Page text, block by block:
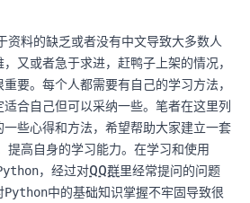
资料的缺乏或者没有中文导致大多数人
又或者急于求进，赶鸭子上架的情况，
要。每个人都需要有自己的学习方法，
合自己但可以采纳一些。笔者在这里列
些心得和方法，希望帮助大家建立一套
提高自身的学习能力。在学习和使用
，经过对QQ群里经常提问的问题
Python中的基础知识掌握不牢固导致很